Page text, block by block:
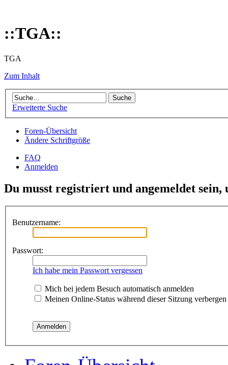
::TGA::
TGA
Zum Inhalt
Erweiterte Suche
Foren-Übersicht
Ändere Schriftgröße
FAQ
Anmelden
Du musst registriert und angemeldet sein,
Benutzername:
Passwort:
Ich habe mein Passwort vergessen
Mich bei jedem Besuch automatisch anmelden
Meinen Online-Status während dieser Sitzung verbergen